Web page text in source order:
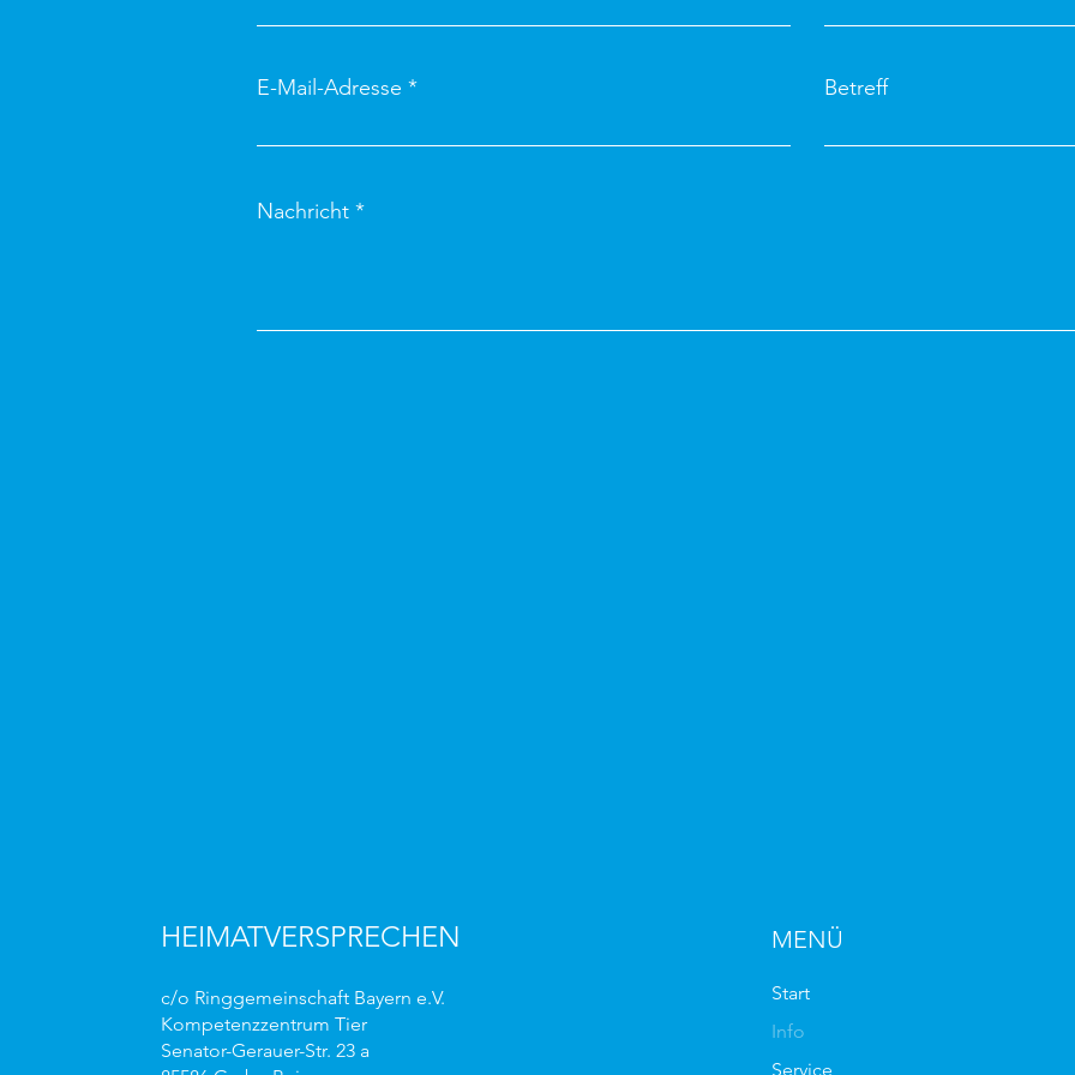
E-Mail-Adresse Betreff
Nachricht
HEIMATVERSPRECHEN
c/o Ringgemeinschaft Bayern e.V.
Kompetenzzentrum Tier
Senator-Gerauer-Str. 23 a
MENÜ
Start
Info
Service